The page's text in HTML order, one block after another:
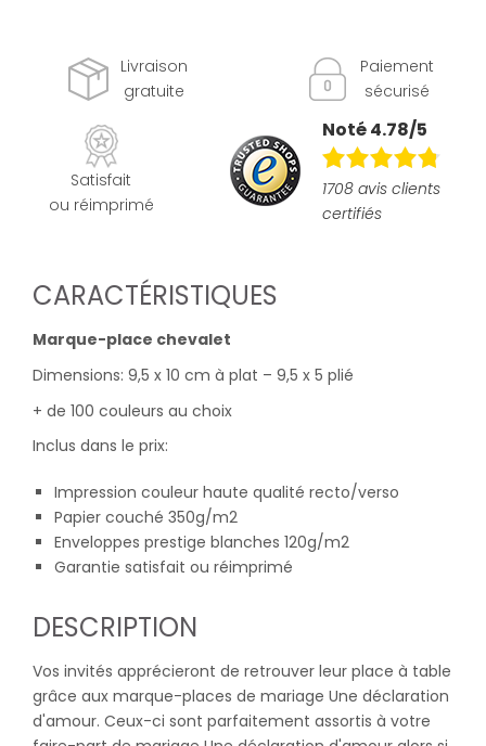
Livraison
gratuite
Paiement
sécurisé
Satisfait
ou réimprimé
Noté 4.78/5
1708 avis clients
certifiés
CARACTÉRISTIQUES
Marque-place chevalet
Dimensions: 9,5 x 10 cm à plat – 9,5 x 5 plié
+ de 100 couleurs au choix
Inclus dans le prix:
Impression couleur haute qualité recto/verso
Papier couché 350g/m2
Enveloppes prestige blanches 120g/m2
Garantie satisfait ou réimprimé
DESCRIPTION
Vos invités apprécieront de retrouver leur place à table
grâce aux marque-places de mariage Une déclaration
d'amour. Ceux-ci sont parfaitement assortis à votre